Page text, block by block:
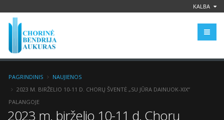
KALBA
PAGRINDINIS
NAUJIENOS
2023 M. BIRŽELIO 10-11 D. CHORŲ ŠVENTĖ „SU JŪRA DAINUOK-XIX“
PALANGOJE
2023 m. birželio 10-11 d. Chorų